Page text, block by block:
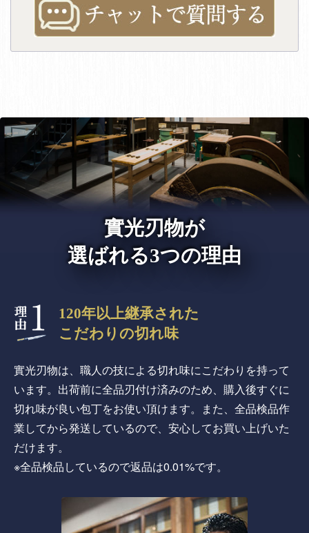
實光刃物が
選ばれる3つの理由
120年以上継承された
こだわりの切れ味
實光刃物は、職人の技による切れ味にこだわりを持って
います。出荷前に全品刃付け済みのため、購入後すぐに
切れ味が良い包丁をお使い頂けます。また、全品検品作
業してから発送しているので、安心してお買い上げいた
だけます。
※全品検品しているので返品は0.01%です。